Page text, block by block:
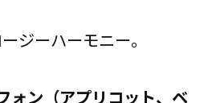
ジーハーモニー。
ォン（アプリコット、ベ